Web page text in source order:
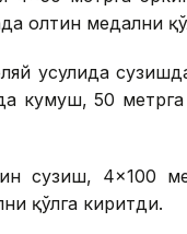
олтин медални
усулида
кумуш, 50
сузиш, 4×100
қўлга киритди.